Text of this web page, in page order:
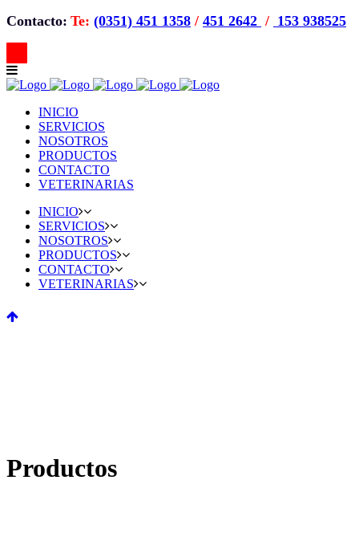
Contacto: Te: (0351) 451 1358 / 451 2642 / 153 938525
INICIO
SERVICIOS
NOSOTROS
PRODUCTOS
CONTACTO
VETERINARIAS
INICIO
SERVICIOS
NOSOTROS
PRODUCTOS
CONTACTO
VETERINARIAS
Productos